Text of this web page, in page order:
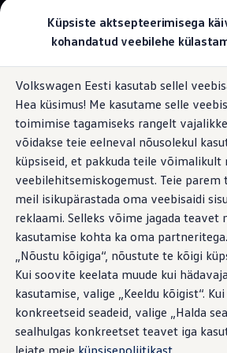
Küpsiste aktsepteerimisega
kohandatud veebilehe
Volkswagen Eesti kasutab sellel
Hea küsimus! Me kasutame selle
toimimise tagamiseks rangelt
võidakse teie eelneval nõusolekul
küpsiseid, et pakkuda teile võimalikult
veebilehitsemiskogemust. Teie
meil isikupärastada oma veebisaidi
reklaami. Selleks võime jagada teavet
kasutamise kohta ka oma
„Nõustu kõigiga“, nõustute te kõigi
Kui soovite keelata muude kui
kasutamise, valige „Keeldu kõigist“.
konkreetseid seadeid, valige „Halda
sealhulgas konkreetset teavet iga
leiate meie küpsisepoliitikast.
põhisisu
juurde
jaluse
juurde
Valige oma Volkswagen
Mudelid ja konfiguraator
Uus ID. Cross
Konfigureeri
Volkswageni tarbesõidukid.
Volkswagen laoautode e-pood
Pakkumised ja teenused
Juubelipakkumine
Autovahetus
Garantii
Volkswagen laoautode e-pood
Tasuta registreerimistasu sinu
Tiguani pistikhübriid
Elektriautod ja hübriidautod
Golf eHybrid
Tiguan eHybrid
Passat eHybrid
Tayron eHybrid
Touareg eHybrid
Ära iial ütle iial
ID. teadmised
Kohanduv kiirushoidik ACC
eest hoiatav süsteem